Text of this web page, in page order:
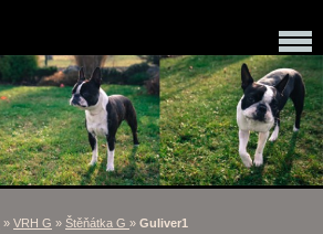
» VRH G » Štěňátka G » Guliver1